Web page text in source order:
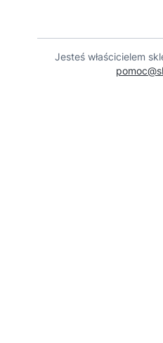
Jesteś właścicielem